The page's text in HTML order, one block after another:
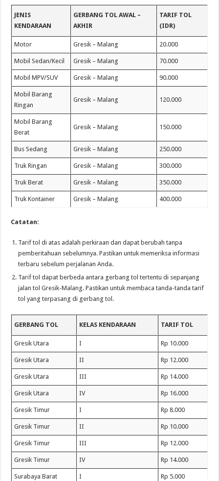
JENIS
KENDARAAN
GERBANG TOL AWAL –
AKHIR
TARIF TOL
(IDR)
Motor Gresik – Malang 20.000
Mobil Sedan/Kecil Gresik – Malang 70.000
Mobil MPV/SUV Gresik – Malang 90.000
Mobil Barang
Ringan
Gresik – Malang 120.000
Mobil Barang
Berat
Gresik – Malang 150.000
Bus Sedang Gresik – Malang 250.000
Truk Ringan Gresik – Malang 300.000
Truk Berat Gresik – Malang 350.000
Truk Kontainer Gresik – Malang 400.000
Catatan:
Tarif tol di atas adalah perkiraan dan dapat berubah tanpa
pemberitahuan sebelumnya. Pastikan untuk memeriksa informasi
terbaru sebelum perjalanan Anda.
Tarif tol dapat berbeda antara gerbang tol tertentu di sepanjang
jalan tol Gresik-Malang. Pastikan untuk membaca tanda-tanda tarif
tol yang terpasang di gerbang tol.
GERBANG TOL KELAS KENDARAAN TARIF TOL
Gresik Utara I Rp 10.000
Gresik Utara II Rp 12.000
Gresik Utara III Rp 14.000
Gresik Utara IV Rp 16.000
Gresik Timur I Rp 8.000
Gresik Timur II Rp 10.000
Gresik Timur III Rp 12.000
Gresik Timur IV Rp 14.000
Surabaya Barat I Rp 5.000